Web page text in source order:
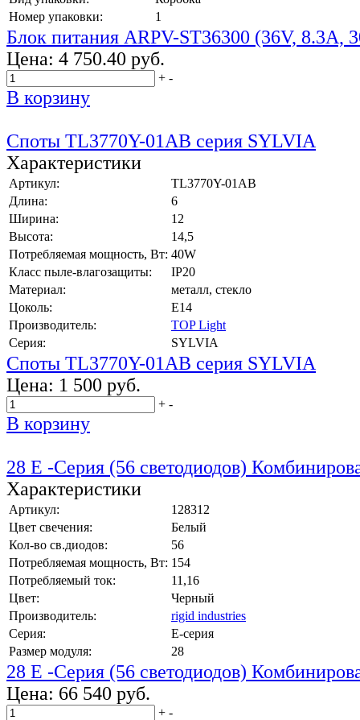
Номер упаковки:
1
Блок питания ARPV-ST36300 (36V, 8.3A,
Цена: 4 750.40 руб.
+ -
В корзину
Споты TL3770Y-01AB серия SYLVIA
Характеристики
Артикул:
TL3770Y-01AB
Длина:
6
Ширина:
12
Высота:
14,5
Потребляемая мощность, Вт: 40W
Класс пыле-влагозащиты:
IP20
Материал:
металл, стекло
Цоколь:
E14
Производитель:
TOP Light
Серия:
SYLVIA
Споты TL3770Y-01AB серия SYLVIA
Цена: 1 500 руб.
+ -
В корзину
28 E -Серия (56 светодиодов)
Характеристики
Артикул:
128312
Цвет свечения:
Белый
Кол-во св.диодов:
56
Потребляемая мощность, Вт: 154
Потребляемый ток:
11,16
Цвет:
Черный
Производитель:
rigid industries
Серия:
E-серия
Размер модуля:
28
28 E -Серия (56 светодиодов)
Цена: 66 540 руб.
+ -